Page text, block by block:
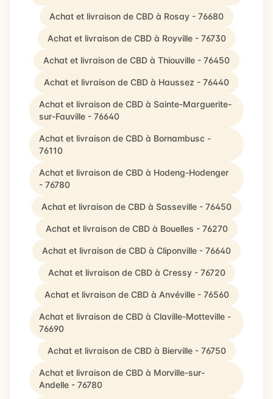
Achat et livraison de CBD à Rosay - 76680
Achat et livraison de CBD à Royville - 76730
Achat et livraison de CBD à Thiouville - 76450
Achat et livraison de CBD à Haussez - 76440
Achat et livraison de CBD à Sainte-Marguerite-
sur-Fauville - 76640
Achat et livraison de CBD à Bornambusc -
76110
Achat et livraison de CBD à Hodeng-Hodenger
- 76780
Achat et livraison de CBD à Sasseville - 76450
Achat et livraison de CBD à Bouelles - 76270
Achat et livraison de CBD à Cliponville - 76640
Achat et livraison de CBD à Cressy - 76720
Achat et livraison de CBD à Anvéville - 76560
Achat et livraison de CBD à Claville-Motteville -
76690
Achat et livraison de CBD à Bierville - 76750
Achat et livraison de CBD à Morville-sur-
Andelle - 76780